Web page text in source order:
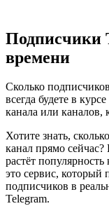
Подписчики
времени
Сколько
всегда будете в
канала или каналов,
Хотите знать,
канал прямо сейчас?
растёт
это сервис, который
подписчиков в
Telegram.